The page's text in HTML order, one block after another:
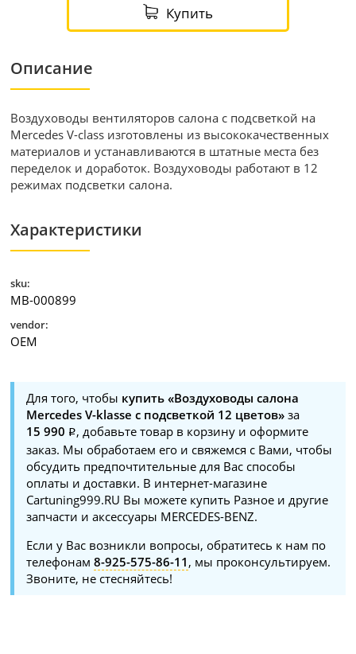
Купить
Описание
Воздуховоды вентиляторов салона с подсветкой на
Mercedes V-class изготовлены из высококачественных
материалов и устанавливаются в штатные места без
переделок и доработок. Воздуховоды работают в 12
режимах подсветки салона.
Характеристики
sku:
MB-000899
vendor:
OEM
Для того, чтобы купить «Воздуховоды салона
Mercedes V-klasse с подсветкой 12 цветов» за
15 990
, добавьте товар в корзину и оформите
заказ. Мы обработаем его и свяжемся с Вами, чтобы
обсудить предпочтительные для Вас способы
оплаты и доставки. В интернет-магазине
Cartuning999.RU Вы можете купить Разное и другие
запчасти и аксессуары MERCEDES-BENZ.
Если у Вас возникли вопросы, обратитесь к нам по
телефонам8-925-575-86-11 , мы проконсультируем.
Звоните, не стесняйтесь!